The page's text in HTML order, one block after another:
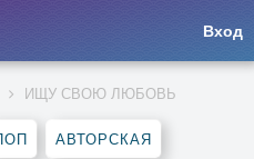
Вход
ИЩУ СВОЮ ЛЮБОВЬ
АВТОРСКАЯ